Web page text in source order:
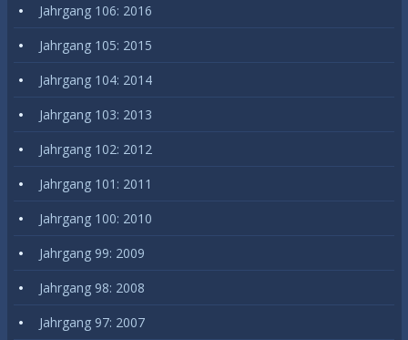
Jahrgang 106: 2016
Jahrgang 105: 2015
Jahrgang 104: 2014
Jahrgang 103: 2013
Jahrgang 102: 2012
Jahrgang 101: 2011
Jahrgang 100: 2010
Jahrgang 99: 2009
Jahrgang 98: 2008
Jahrgang 97: 2007